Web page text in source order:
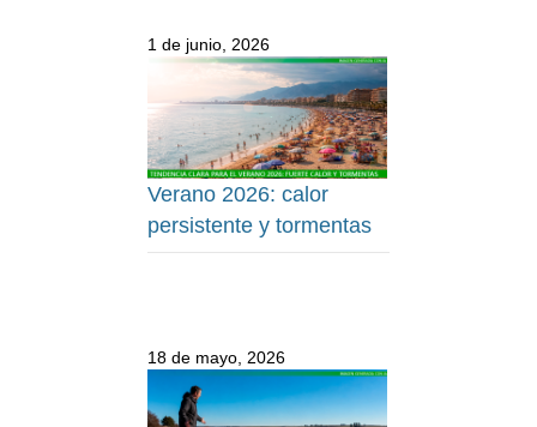
1 de junio, 2026
Verano 2026: calor
persistente y tormentas
18 de mayo, 2026